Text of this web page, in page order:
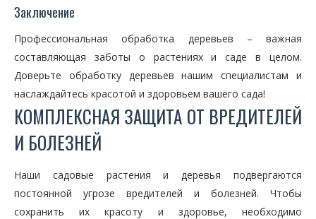
Заключение
Профессиональная обработка деревьев – важная
составляющая заботы о растениях и саде в целом.
Доверьте обработку деревьев нашим специалистам и
наслаждайтесь красотой и здоровьем вашего сада!
КОМПЛЕКСНАЯ ЗАЩИТА ОТ ВРЕДИТЕЛЕЙ
И БОЛЕЗНЕЙ
Наши садовые растения и деревья подвергаются
постоянной угрозе вредителей и болезней. Чтобы
сохранить их красоту и здоровье, необходимо